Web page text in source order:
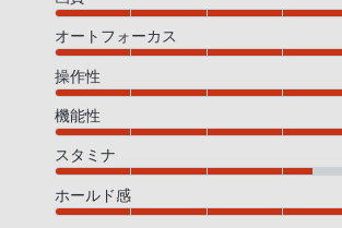
オートフォーカス
操作性
機能性
スタミナ
ホールド感